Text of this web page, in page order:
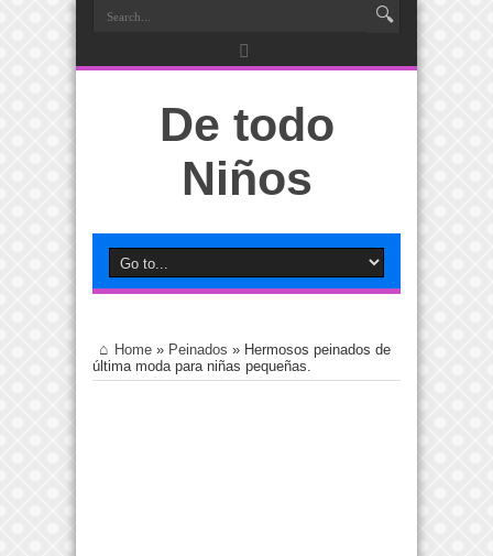
De todo
Niños
Home » Peinados » Hermosos peinados de
última moda para niñas pequeñas.